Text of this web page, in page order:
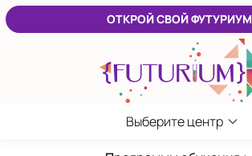
Выберите центр
Выберите центр
Калининград
ОТКРОЙ СВОЙ ФУТУРИУМ